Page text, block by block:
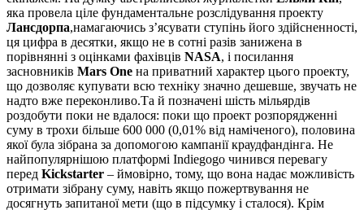
яка провела ціле фундаментальне розслідування проекту
Лансдорпа,намагаючись з’ясувати ступінь його здійсненності,
ця цифра в десятки, якщо не в сотні разів занижена в
порівнянні з оцінками фахівців NASA, і посилання
засновників Mars One на приватний характер цього проекту,
що дозволяє купувати всю техніку значно дешевше, звучать не
надто вже переконливо.Та й позначені шість мільярдів
роздобути поки не вдалося: поки що проект розпорядженні
суму в трохи більше 600 000 (0,01% від наміченого), половина
якої була зібрана за допомогою кампанії краудфандінга. Не
найпопулярнішою платформі Indiegogo чинився перевагу
перед Kickstarter – ймовірно, тому, що вона надає можливість
отримати зібрану суму, навіть якщо пожертвування не
досягнуть запитаної мети (що в підсумку і сталося). Крім